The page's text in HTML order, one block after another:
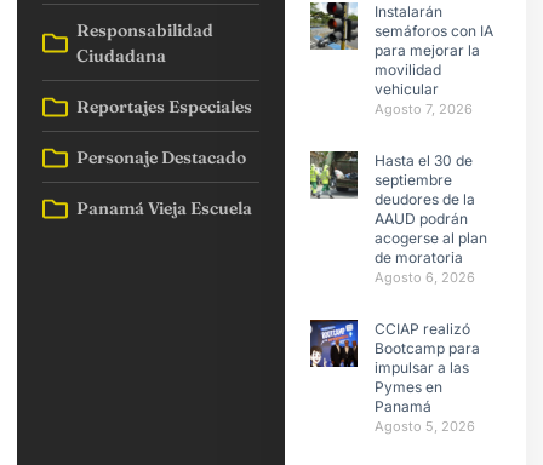
Responsabilidad
Ciudadana
Reportajes Especiales
Personaje Destacado
Panamá Vieja Escuela
Instalarán
semáforos con IA
para mejorar la
movilidad
vehicular
Agosto 7, 2026
Hasta el 30 de
septiembre
deudores de la
AAUD podrán
acogerse al plan
de moratoria
Agosto 6, 2026
CCIAP realizó
Bootcamp para
impulsar a las
Pymes en
Panamá
Agosto 5, 2026